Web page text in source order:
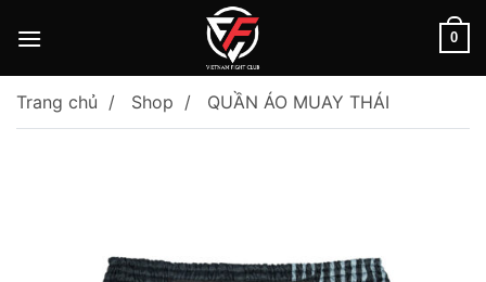
0
Trang chủ Shop QUẦN ÁO MUAY THÁI